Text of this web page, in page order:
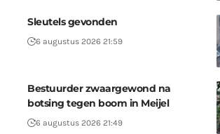
Sleutels gevonden
6 augustus 2026 21:59
Bestuurder zwaargewond na
botsing tegen boom in Meijel
6 augustus 2026 21:49